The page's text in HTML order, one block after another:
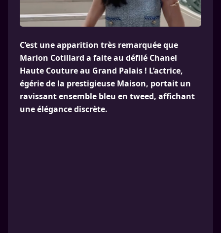
C’est une apparition très remarquée que
Marion Cotillard a faite au défilé Chanel
Haute Couture au Grand Palais ! L’actrice,
égérie de la prestigieuse Maison, portait un
ravissant ensemble bleu en tweed, affichant
une élégance discrète.